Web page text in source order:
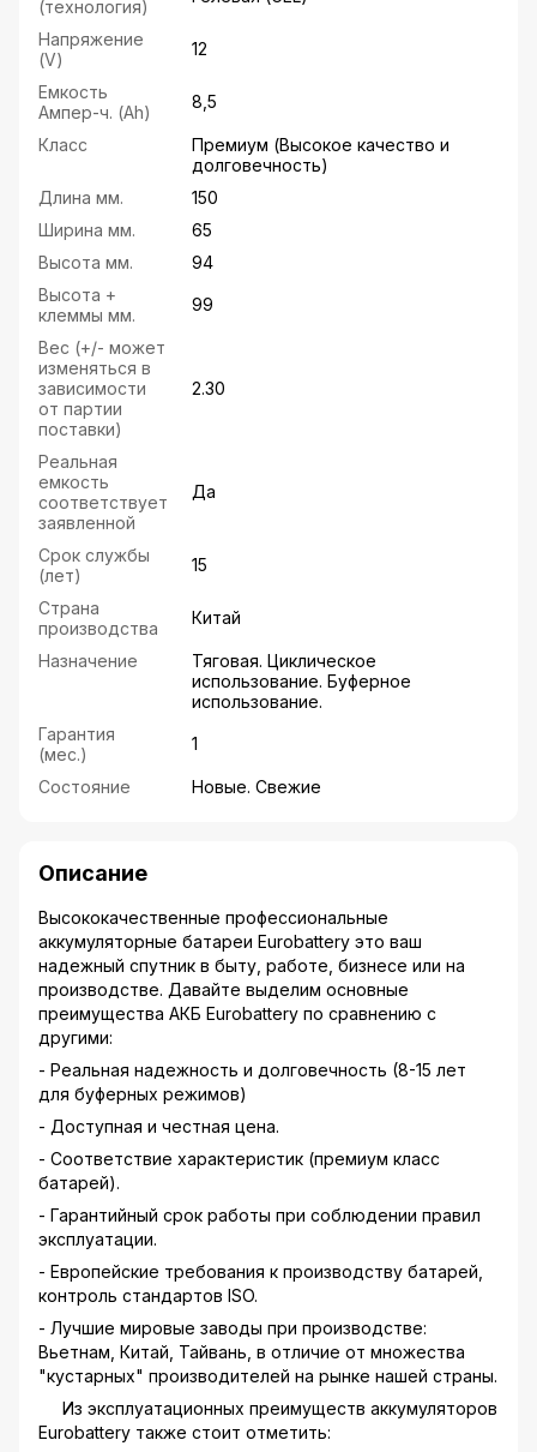
(технология)
Напряжение
(V)
12
Емкость
Ампер-ч. (Ah)
8,5
Класс
Премиум (Высокое качество и
долговечность)
Длина мм.
150
Ширина мм.
65
Высота мм.
94
Высота +
клеммы мм.
99
Вес (+/- может
изменяться в
зависимости
от партии
поставки)
2.30
Реальная
емкость
соответствует
заявленной
Да
Срок службы
(лет)
15
Страна
производства
Китай
Назначение
Тяговая. Циклическое
использование. Буферное
использование.
Гарантия
(мес.)
1
Состояние Новые. Свежие
Описание
Высококачественные профессиональные
аккумуляторные батареи Eurobattery это ваш
надежный спутник в быту, работе, бизнесе или на
производстве. Давайте выделим основные
преимущества АКБ Eurobattery по сравнению с
другими:
- Реальная надежность и долговечность (8-15 лет
для буферных режимов)
- Доступная и честная цена.
- Соответствие характеристик (премиум класс
батарей).
- Гарантийный срок работы при соблюдении правил
эксплуатации.
- Европейские требования к производству батарей,
контроль стандартов ISO.
- Лучшие мировые заводы при производстве:
Вьетнам, Китай, Тайвань, в отличие от множества
"кустарных" производителей на рынке нашей страны.
Из эксплуатационных преимуществ аккумуляторов
Eurobattery также стоит отметить: